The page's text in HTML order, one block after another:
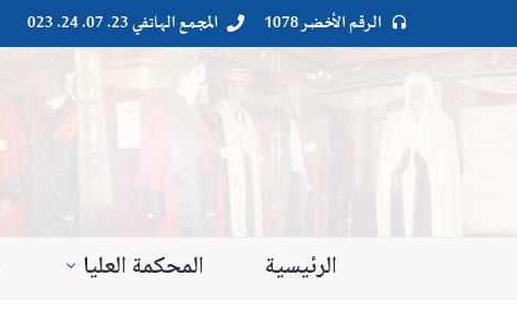

 الرقم الأخضر 1078 
 المجمع الهاتفي 23. 07. 24. 023
الرئيسية المحكمة العليا